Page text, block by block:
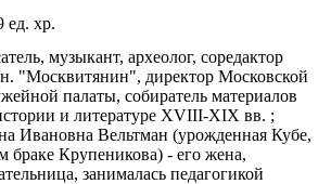
ед. хр.
музыкант, археолог, соредактор
"Москвитянин", директор Московской
палаты, собиратель материалов
и литературе XVIII-XIX вв. ;
Ивановна Вельтман (урожденная Кубе,
браке Крупеникова) - его жена,
занималась педагогикой